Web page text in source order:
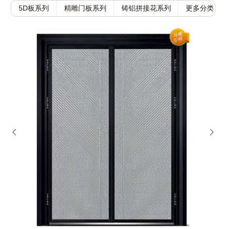
5D板系列 精雕门板系列 铸铝拼接花系列 更多分类